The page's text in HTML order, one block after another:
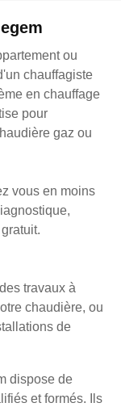
ou
chauffagiste
en chauffage
pour
gaz ou
vous en moins
travaux à
chaudière, ou
de
dispose de
et formés. Ils